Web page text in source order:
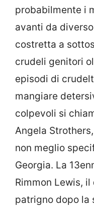
probabilmente i
avanti da
costretta a
crudeli genitori
episodi di
mangiare
colpevoli si
Angela
non meglio
Georgia. La
Rimmon Lewis,
patrigno dopo la